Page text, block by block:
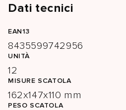
Dati tecnici
EAN13
8435599742956
UNITÀ
12
MISURE SCATOLA
162x147x110 mm
PESO SCATOLA